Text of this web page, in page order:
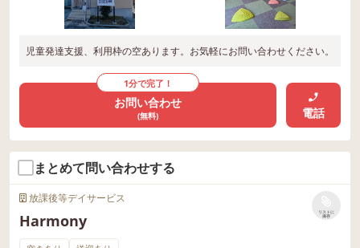
児童発達支援、利用枠の空あります。お気軽にお問い合わせください。
1分で完了！
お問い合わせ
(無料) 電話
まとめて問い合わせする
放課後等デイサービス
Harmony
リストに
保存